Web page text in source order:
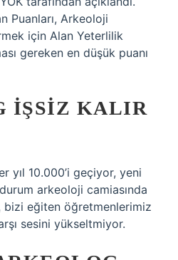
Puanları, Arkeoloji
için Alan Yeterlilik
gereken en düşük puanı
IŞSIZ KALIR
yıl 10.000’i geçiyor, yeni
arkeoloji camiasında
bizi eğiten öğretmenlerimiz
sesini yükseltmiyor.